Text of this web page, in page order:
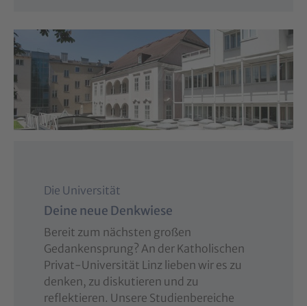
Die Universität
Deine neue Denkwiese
Bereit zum nächsten großen
Gedankensprung? An der Katholischen
Privat-Universität Linz lieben wir es zu
denken, zu diskutieren und zu
reflektieren. Unsere Studienbereiche